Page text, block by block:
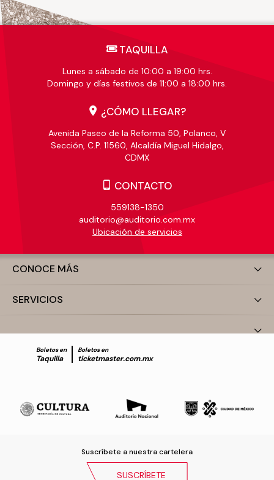
TAQUILLA
Lunes a sábado de 10:00 a 19:00 hrs.
Domingo y días festivos de 11:00 a 18:00 hrs.
¿CÓMO LLEGAR?
Avenida Paseo de la Reforma 50, Polanco, V
Sección, C.P. 11560, Alcaldía Miguel Hidalgo,
CDMX
CONTACTO
559138-1350
auditorio@auditorio.com.mx
Ubicación de servicios
CONOCE MÁS
SERVICIOS
Boletos en
Taquilla
Boletos en
ticketmaster.com.mx
Suscríbete a nuestra cartelera
SUSCRÍBETE